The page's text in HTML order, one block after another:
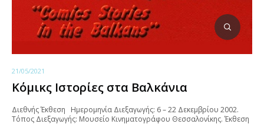
21/05/2021
Κόμικς Ιστορίες στα Βαλκάνια
Διεθνής Έκθεση Ημερομηνία Διεξαγωγής: 6 – 22 Δεκεμβρίου 2002.
Τόπος Διεξαγωγής: Μουσείο Κινηματογράφου Θεσσαλονίκης. Έκθεση